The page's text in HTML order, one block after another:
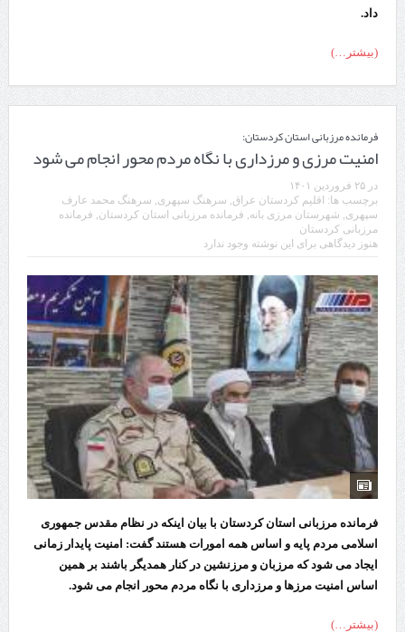
داد.
(بیشتر…)
فرمانده مرزبانی استان کردستان:
امنیت مرزی و مرزداری با نگاه مردم محور انجام می شود
در ۲۵ فروردین ۱۴۰۱
برچسب ها: اقلیم کردستان عراق سرهنگ سپهری سرهنگ محمد عارف
سپهری شهرستان مرزی بانه فرمانده مرزبانی استان کردستان فرمانده
مرزبانی کردستان
هنوز دیدگاهی برای این نوشته وجود ندارد
فرمانده مرزبانی استان کردستان با بیان اینکه در نظام مقدس جمهوری
اسلامی مردم پایه و اساس همه امورات هستند گفت: امنیت پایدار زمانی
ایجاد می شود که مرزبان و مرزنشین در کنار همدیگر باشند بر همین
اساس امنیت مرزها و مرزداری با نگاه مردم محور انجام می شود.
(بیشتر…)